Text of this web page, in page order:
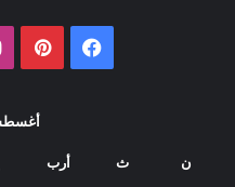
فيسبوك
أغسطس
ن ث أرب